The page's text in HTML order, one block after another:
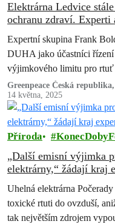
Elektrárna Ledvice
ochranu zdraví. Experti
omezení úniku toxické
Expertní skupina Frank
DUHA jako účastníci
výjimkového limitu pro rtuť
výjimky pouze do konce
provozovatelem
Greenpeace Česká
14 května, 2025
Příroda
„Další emisní výjimka
elektrárny,“ žádají kraj
Uhelná elektrárna
toxické rtuti do ovzduší,
tak největším zdrojem